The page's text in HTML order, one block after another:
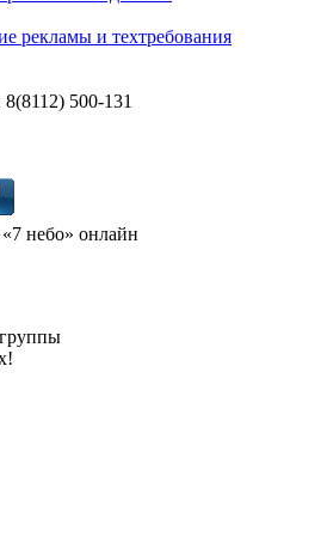
рекламы и техтребования
500-131
небо» онлайн